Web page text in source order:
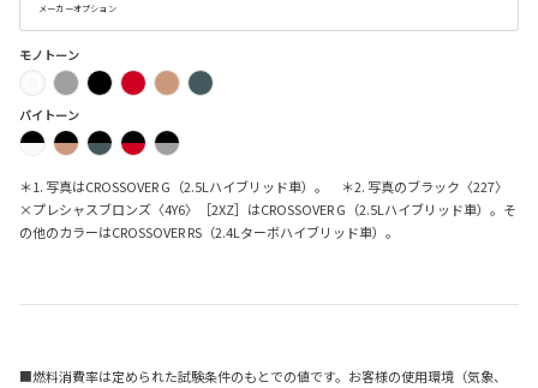
メーカーオプション
モノトーン
バイトーン
＊1. 写真はCROSSOVER G（2.5Lハイブリッド車）。 ＊2. 写真のブラック〈227〉
×プレシャスブロンズ〈4Y6〉［2XZ］はCROSSOVER G（2.5Lハイブリッド車）。そ
の他のカラーはCROSSOVER RS（2.4Lターボハイブリッド車）。
■燃料消費率は定められた試験条件のもとでの値です。お客様の使用環境（気象、